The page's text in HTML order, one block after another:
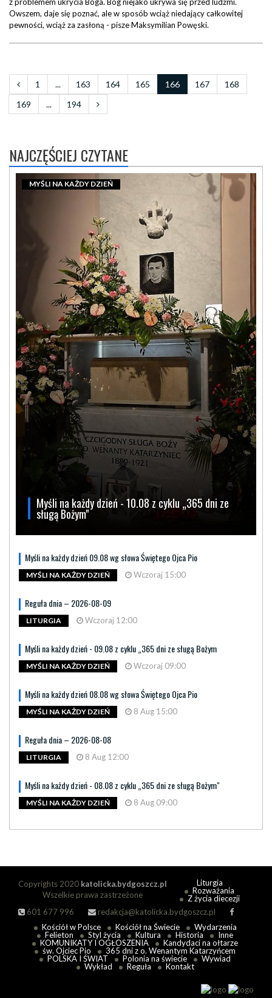
Owszem, daje się poznać, ale w sposób wciąż niedający całkowitej
pewności, wciąż za zasłoną - pisze Maksymilian Powęski.
1 ... 163 164 165 166 167
168
169
... 194
NAJCZĘŚCIEJ CZYTANE
Myśli na każdy dzień - 10.08 z cyklu „365 dni ze
sługą Bożym"
MYŚLI NA KAŻDY DZIEŃ
Myśli na każdy dzień 09.08 wg słowa Świętego Ojca Pio
MYŚLI NA KAŻDY DZIEŃ Wczoraj 15:00
Reguła dnia – 2026-08-09
LITURGIA Wczoraj 12:00
Myśli na każdy dzień - 09.08 z cyklu „365 dni ze sługą Bożym
MYŚLI NA KAŻDY DZIEŃ Wczoraj 09:00
Myśli na każdy dzień 08.08 wg słowa Świętego Ojca Pio
MYŚLI NA KAŻDY DZIEŃ 8 Aug 15:00
Reguła dnia – 2026-08-08
LITURGIA 8 Aug 12:00
Myśli na każdy dzień - 08.08 z cyklu „365 dni ze sługą Bożym"
MYŚLI NA KAŻDY DZIEŃ 8 Aug 09:00
Copyrights 2020 katolicka.bydgoszcz.pl
Wszelkie prawa zastrzeżone
601 677 996
redakcja@katolicka.bydgoszcz.pl
Liturgia
Rozważania
Z życia diecezji
Kościół w Polsce Kościół na Świecie
Wydarzenia
Felieton
Styl życia Kultura Historia
Inne
KOMUNIKATY I OGŁOSZENIA
Kandydaci na ołtarze
św. Ojciec Pio
365 dni z o. Wenantym Katarzyńcem
POLSKA I ŚWIAT
Polonia na świecie
Wywiad
Wykład
Reguła Kontakt